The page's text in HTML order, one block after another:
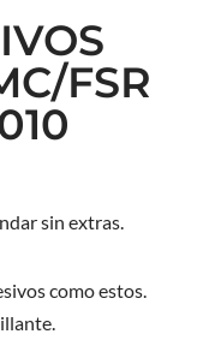
FSR
sin extras.
como estos.